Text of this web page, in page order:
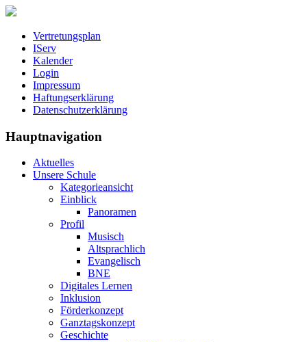
Vertretungsplan
IServ
Kalender
Login
Impressum
Haftungserklärung
Datenschutzerklärung
Hauptnavigation
Aktuelles
Unsere Schule
Kategorieansicht
Einblick
Panoramen
Profil
Musisch
Altsprachlich
Evangelisch
BNE
Digitales Lernen
Inklusion
Förderkonzept
Ganztagskonzept
Geschichte